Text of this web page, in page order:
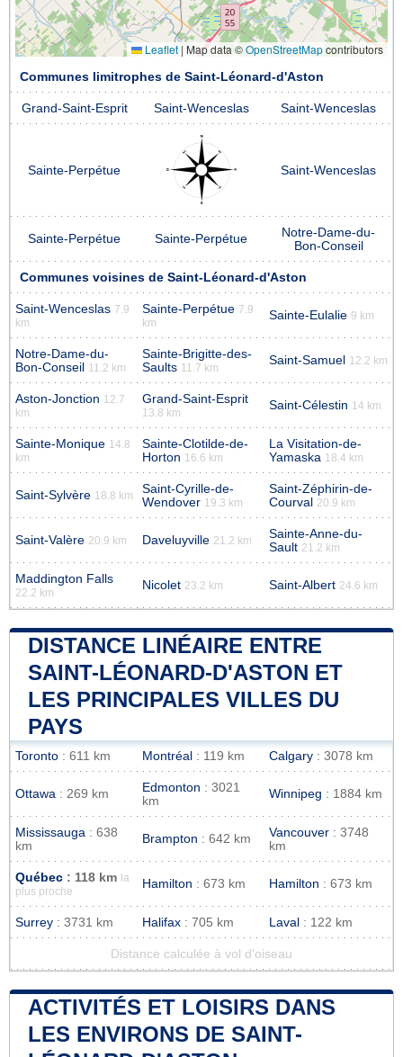
Leaflet | Map data ©OpenStreetMapcontributors
Communes limitrophes de Saint-Léonard-d'Aston
Grand-Saint-Esprit Saint-Wenceslas Saint-Wenceslas
Sainte-Perpétue Saint-Wenceslas
Sainte-Perpétue Sainte-Perpétue
Notre-Dame-du-
Bon-Conseil
Communes voisines de Saint-Léonard-d'Aston
Saint-Wenceslas 7.9
km
Sainte-Perpétue 7.9
km
Sainte-Eulalie 9 km
Notre-Dame-du-
Bon-Conseil 11.2 km
Sainte-Brigitte-des-
Saults 11.7 km
Saint-Samuel 12.2 km
Aston-Jonction 12.7
km
Grand-Saint-Esprit
13.8 km
Saint-Célestin 14 km
Sainte-Monique 14.8
km
Sainte-Clotilde-de-
Horton 16.6 km
La Visitation-de-
Yamaska 18.4 km
Saint-Sylvère 18.8 km
Saint-Cyrille-de-
Wendover 19.3 km
Saint-Zéphirin-de-
Courval 20.9 km
Saint-Valère 20.9 km Daveluyville 21.2 km
Sainte-Anne-du-
Sault 21.2 km
Maddington Falls
22.2 km
Nicolet 23.2 km Saint-Albert 24.6 km
DISTANCE LINÉAIRE ENTRE
SAINT-LÉONARD-D'ASTON ET
LES PRINCIPALES VILLES DU
PAYS
Toronto : 611 km Montréal : 119 km Calgary : 3078 km
Ottawa : 269 km Edmonton : 3021
km
Winnipeg : 1884 km
Mississauga : 638
km
Brampton : 642 km Vancouver : 3748
km
Québec : 118 km
la
plus proche
Hamilton : 673 km Hamilton : 673 km
Surrey : 3731 km Halifax : 705 km Laval : 122 km
Distance calculée à vol d'oiseau
ACTIVITÉS ET LOISIRS DANS
LES ENVIRONS DE SAINT-